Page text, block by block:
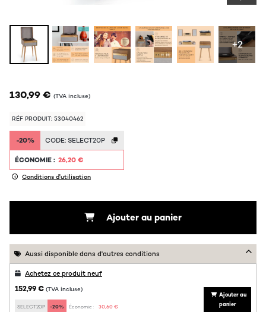
+2
130,99 € (TVA incluse)
RÉF PRODUIT: 53040462
-20% CODE: SELECT20P
ÉCONOMIE : 26,20 €
Conditions d'utilisation
Ajouter au panier
Aussi disponible dans d'autres conditions
Achetez ce produit neuf
152,99 € (TVA incluse)
SELECT20P -20% Économie : 30,60 €
Ajouter au
panier